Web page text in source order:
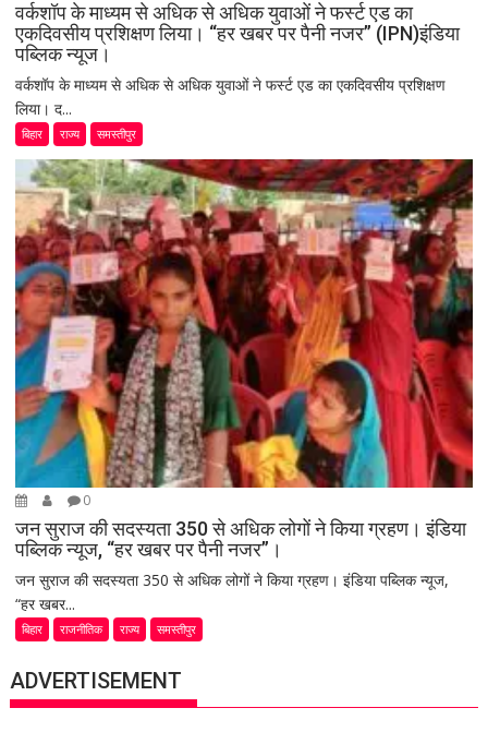
वर्कशॉप के माध्यम से अधिक से अधिक युवाओं ने फर्स्ट एड का
एकदिवसीय प्रशिक्षण लिया। “हर खबर पर पैनी नजर” (IPN)इंडिया
पब्लिक न्यूज।
वर्कशॉप के माध्यम से अधिक से अधिक युवाओं ने फर्स्ट एड का एकदिवसीय प्रशिक्षण
लिया। द...
बिहार राज्य समस्तीपुर
0
जन सुराज की सदस्यता 350 से अधिक लोगों ने किया ग्रहण। इंडिया
पब्लिक न्यूज, “हर खबर पर पैनी नजर”।
जन सुराज की सदस्यता 350 से अधिक लोगों ने किया ग्रहण। इंडिया पब्लिक न्यूज,
“हर खबर...
बिहार राजनीतिक राज्य समस्तीपुर
ADVERTISEMENT